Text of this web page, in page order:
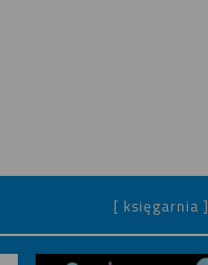
[ księgarnia ]